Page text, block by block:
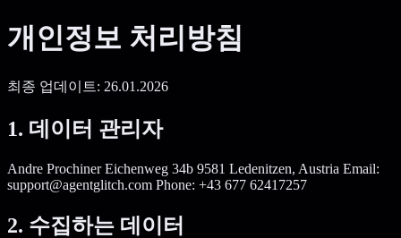
개인정보 처리방침
최종 업데이트: 26.01.2026
1. 데이터 관리자
Andre Prochiner Eichenweg 34b 9581 Ledenitzen, Austria Email:
support@agentglitch.com Phone: +43 677 62417257
2. 수집하는 데이터